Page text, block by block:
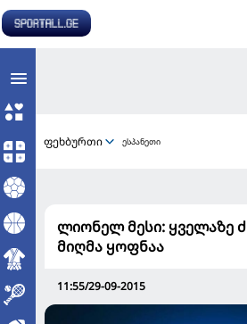
ფეხბურთი ესპანეთი
ლიონელ მესი: ყველაზე
მიღმა ყოფნაა
11:55/29-09-2015